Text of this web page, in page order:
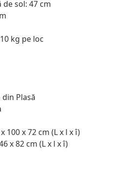
sol: 47 cm
kg pe loc
Plasă
100 x 72 cm (L x l x î)
x 82 cm (L x l x î)